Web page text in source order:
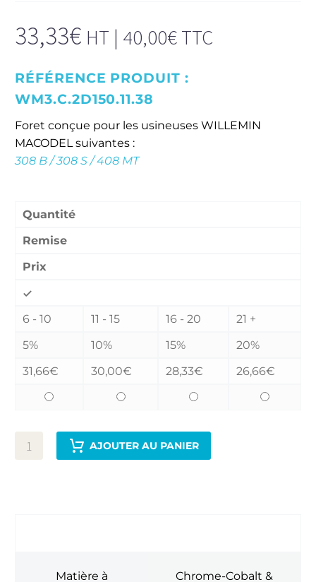
33,33€ HT | 40,00€TTC
RÉFÉRENCE PRODUIT :
WM3.C.2D150.11.38
Foret conçue pour les usineuses WILLEMIN
MACODEL suivantes :
308 B / 308 S / 408 MT
Quantité
Remise
Prix
6 - 10 11 - 15 16 - 20
21 +
5%
10% 15%
20%
31,66€ 30,00€ 28,33€ 26,66€
AJOUTER AU PANIER
Matière à
Chrome-Cobalt &